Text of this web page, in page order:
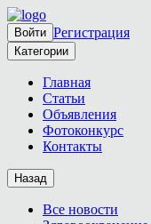
Войти Регистрация
Категории
Главная
Статьи
Объявления
Фотоконкурс
Контакты
Назад
Все новости